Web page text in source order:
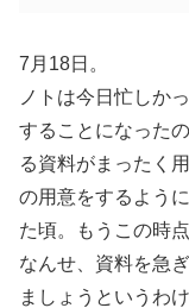
7月18日。
ノトは今日忙しか
することになった
る資料がまったく
の用意をするよう
た頃。もうこの時
なんせ、資料を急
ましょうというわ